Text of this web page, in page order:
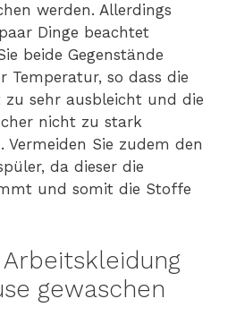
werden. Allerdings
Dinge beachtet
beide Gegenstände
Temperatur, so dass die
zu sehr ausbleicht und die
nicht zu stark
Vermeiden Sie zudem den
da dieser die
und somit die Stoffe
gewaschen